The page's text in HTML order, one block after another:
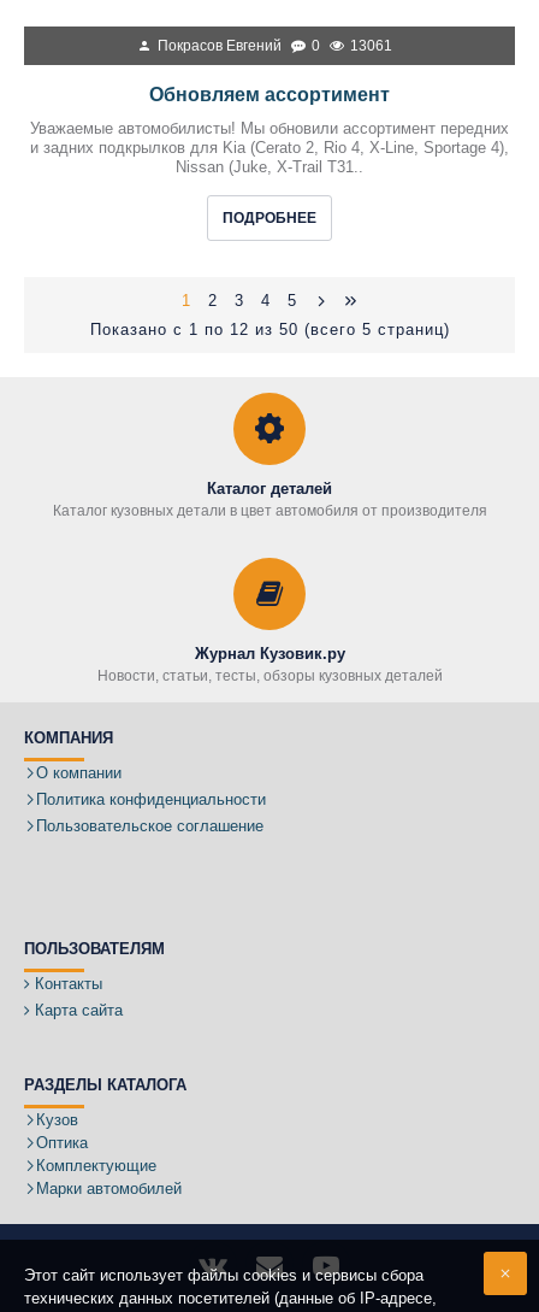
Покрасов Евгений 0 13061
Обновляем ассортимент
Уважаемые автомобилисты! Мы обновили ассортимент передних
и задних подкрылков для Kia (Cerato 2, Rio 4, X-Line, Sportage 4),
Nissan (Juke, X-Trail T31..
ПОДРОБНЕЕ
1 2 3 4
5
Показано с 1 по 12 из 50 (всего 5 страниц)
Каталог деталей
Каталог кузовных детали в цвет автомобиля от производителя
Журнал Кузовик.ру
Новости, статьи, тесты, обзоры кузовных деталей
КОМПАНИЯ
О компании
Политика конфиденциальности
Пользовательское соглашение
ПОЛЬЗОВАТЕЛЯМ
Контакты
Карта сайта
РАЗДЕЛЫ КАТАЛОГА
Кузов
Оптика
Комплектующие
Марки автомобилей
Этот сайт использует файлы cookies и сервисы сбора
технических данных посетителей (данные об IP-адресе,